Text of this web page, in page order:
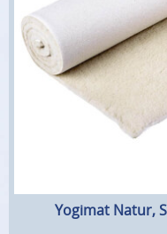
Yogimat Natur,